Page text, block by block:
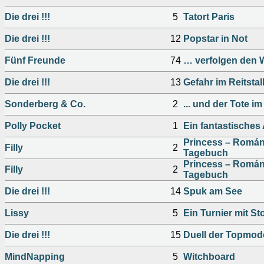
Die drei !!! 5 Tatort Paris
Die drei !!! 12 Popstar in Not
Fünf Freunde 74 … verfolgen den
Die drei !!! 13 Gefahr im Reitstall
Sonderberg & Co. 2 ... und der Tote
Polly Pocket 1 Ein fantastisches
Filly 2
Princess –
Tagebuch
Filly
2
Princess –
Tagebuch
Die drei !!!
14 Spuk am See
Lissy 5 Ein Turnier mit
Die drei !!! 15 Duell der
MindNapping 5 Witchboard